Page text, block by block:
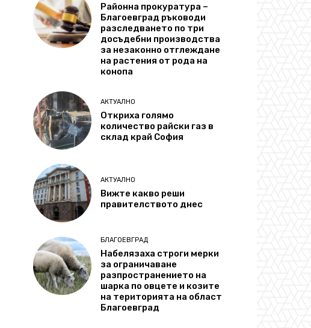
Районна прокуратура –
Благоевград ръководи
разследването по три
досъдебни производства
за незаконно отглеждане
на растения от рода на
конопа
АКТУАЛНО
Откриха голямо
количество райски газ в
склад край София
АКТУАЛНО
Вижте какво реши
правителството днес
БЛАГОЕВГРАД
Набелязаха строги мерки
за ограничаване
разпространението на
шарка по овцете и козите
на територията на област
Благоевград